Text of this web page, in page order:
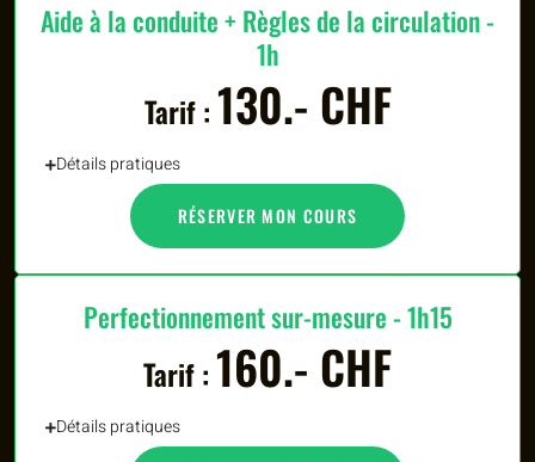
Aide à la conduite + Règles de la circulation -
1h
Tarif :130.- CHF
Détails pratiques
RÉSERVER MON COURS
Perfectionnement sur-mesure - 1h15
Tarif :160.- CHF
Détails pratiques